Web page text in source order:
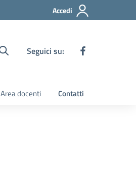
Accedi
Seguici su:
Area docenti Contatti